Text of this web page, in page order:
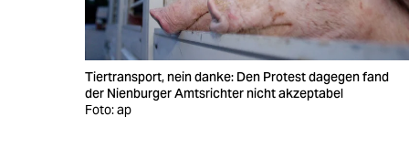
veranstaltungen
fragen & hilfe
Tiertransport, nein danke: Den Protest dagegen fand
der Nienburger Amtsrichter nicht akzeptabel
Foto: ap